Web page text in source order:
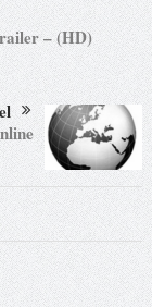
– (HD)